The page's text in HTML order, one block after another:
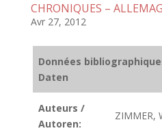
CHRONIQUES –
Avr 27, 2012
Données
Daten
Auteurs /
Autoren:
ZIMMER,